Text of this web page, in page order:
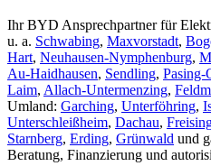
Ihr BYD Ansprechpartner für
u. a. Schwabing, Maxvorstadt,
Hart, Neuhausen-Nymphenburg,
Au-Haidhausen, Sendling, Pasing-
Laim, Allach-Untermenzing,
Umland: Garching, Unterföhring,
Unterschleißheim, Dachau,
Starnberg, Erding, Grünwald und
Beratung, Finanzierung und